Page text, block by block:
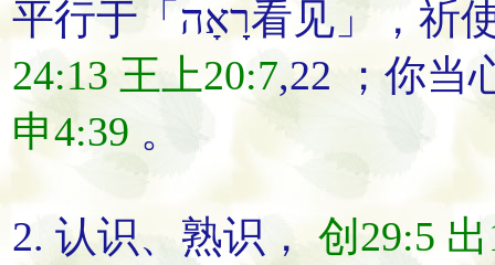
24:13 王上20:7,22 ； 你当
申4:39 。
2. 认识、 熟识 ， 创29:5